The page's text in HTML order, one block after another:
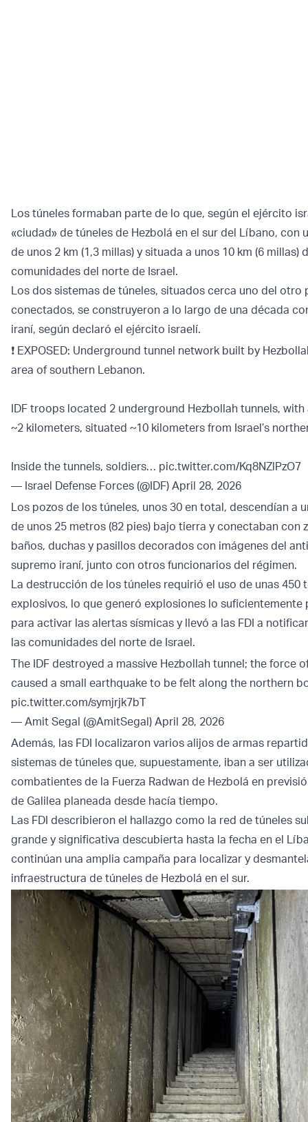
Los túneles formaban parte de lo que, según el ejército
«ciudad» de túneles de Hezbolá en el sur del Líbano, con
de unos 2 km (1,3 millas) y situada a unos 10 km (6 millas)
comunidades del norte de Israel.
Los dos sistemas de túneles, situados cerca uno del otro
conectados, se construyeron a lo largo de una década
iraní, según declaró el ejército israelí.
❗️ EXPOSED: Underground tunnel network built by
area of southern Lebanon.
IDF troops located 2 underground Hezbollah tunnels,
~2 kilometers, situated ~10 kilometers from Israel’s
Inside the tunnels, soldiers… pic.twitter.com/Kq8NZlPzO7
— Israel Defense Forces (@IDF) April 28, 2026
Los pozos de los túneles, unos 30 en total, descendían a
de unos 25 metros (82 pies) bajo tierra y conectaban con
baños, duchas y pasillos decorados con imágenes del
supremo iraní, junto con otros funcionarios del régimen.
La destrucción de los túneles requirió el uso de unas 450
explosivos, lo que generó explosiones lo
para activar las alertas sísmicas y llevó a las FDI a
las comunidades del norte de Israel.
The IDF destroyed a massive Hezbollah tunnel; the force
caused a small earthquake to be felt along the northern
pic.twitter.com/symjrjk7bT
— Amit Segal (@AmitSegal) April 28, 2026
Además, las FDI localizaron varios alijos de armas
sistemas de túneles que, supuestamente, iban a ser
combatientes de la Fuerza Radwan de Hezbolá en
de Galilea planeada desde hacía tiempo.
Las FDI describieron el hallazgo como la red de túneles
grande y significativa descubierta hasta la fecha en el
continúan una amplia campaña para localizar y
infraestructura de túneles de Hezbolá en el sur.